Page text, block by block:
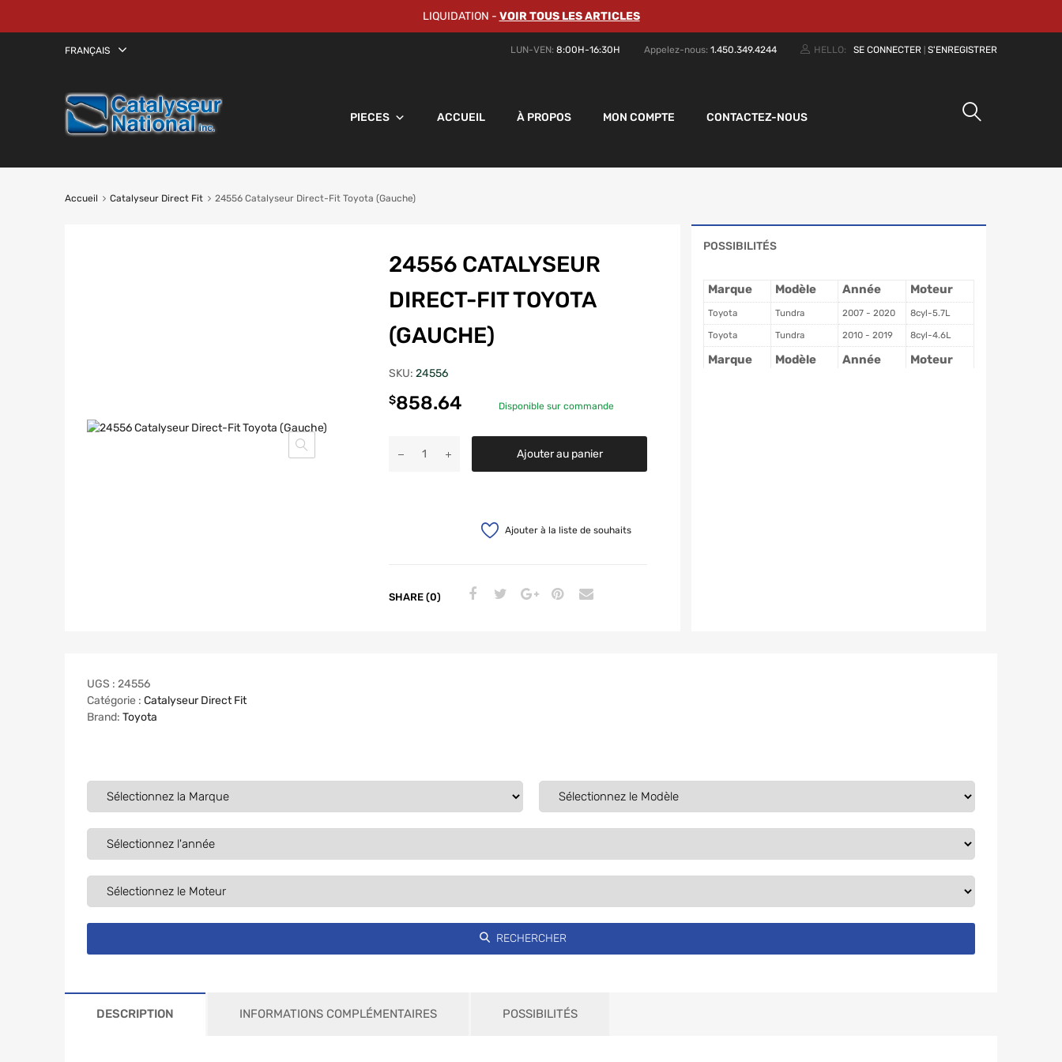
LIQUIDATION - VOIR TOUS LES ARTICLES
FRANÇAIS LUN-VEN: 8:00H-16:30H Appelez-nous: 1.450.349.4244 HELLO: SE CONNECTER S'ENREGISTRER
PIECES ACCUEIL À PROPOS MON COMPTE CONTACTEZ-NOUS
Accueil Catalyseur Direct Fit 24556 Catalyseur Direct-Fit Toyota (Gauche)
24556 CATALYSEUR
DIRECT-FIT TOYOTA
(GAUCHE)
SKU:24556
$858.64 Disponible sur commande
Ajouter au panier
Ajouter à la liste de souhaits
SHARE (0)
POSSIBILITÉS
Marque Modèle Année Moteur
Marque Modèle Année Moteur
Toyota Tundra 2007 - 2020
8cyl-5.7L
Toyota
Tundra 2010 - 2019 8cyl-4.6L
UGS : 24556
Catégorie : Catalyseur Direct Fit
Brand: Toyota
DESCRIPTION INFORMATIONS COMPLÉMENTAIRES POSSIBILITÉS